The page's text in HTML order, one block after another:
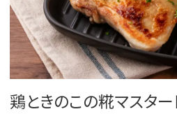
鶏ときのこの糀マスター